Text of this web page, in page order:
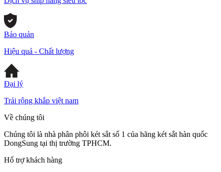
Bảo quản
Hiệu quả - Chất lượng
Đại lý
Trải rộng khắp việt nam
Về chúng tôi
Chúng tôi là nhà phân phôi két sắt số 1 của hãng két sắt hàn quốc
DongSung tại thị trường TPHCM.
Hổ trợ khách hàng